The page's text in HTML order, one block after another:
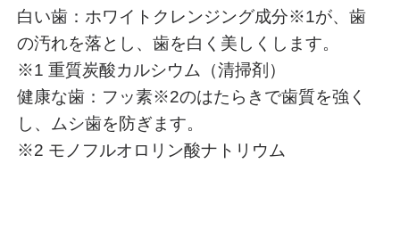
白い歯：ホワイトクレンジング成分※1が、歯
の汚れを落とし、歯を白く美しくします。
※1 重質炭酸カルシウム（清掃剤）
健康な歯：フッ素※2のはたらきで歯質を強く
し、ムシ歯を防ぎます。
※2 モノフルオロリン酸ナトリウム